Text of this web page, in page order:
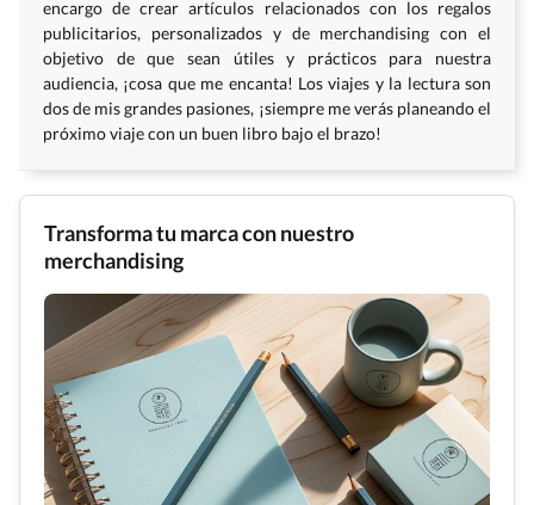
encargo de crear artículos relacionados con los regalos
publicitarios, personalizados y de merchandising con el
objetivo de que sean útiles y prácticos para nuestra
audiencia, ¡cosa que me encanta! Los viajes y la lectura son
dos de mis grandes pasiones, ¡siempre me verás planeando el
próximo viaje con un buen libro bajo el brazo!
Transforma tu marca con nuestro
merchandising